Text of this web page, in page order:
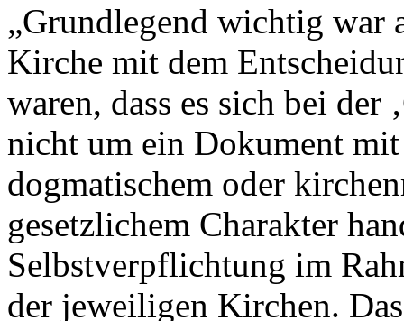
„Grundlegend wichtig war
Kirche mit dem
waren, dass es sich bei der
nicht um ein Dokument
dogmatischem oder
gesetzlichem Charakter
Selbstverpflichtung im
der jeweiligen Kirchen.